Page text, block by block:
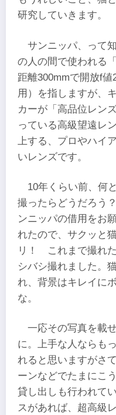
研究していきます。
サンニッパ、って
の人の間で使われる
距離300mmで開放f値
用）を指しますが、
カーが「高品位レン
っている高級望遠レ
上する、プロやハイ
いレンズです。
10年くらい前、何
撮ったらどうだろう
ンニッパの借用をお
れたので、サクッと
リ！ これまで撮れ
シバシ撮れました。
れ、背景はキレイに
な。
一応その写真を載
に。上手な人ならも
れると思いますがさ
ーンなどでたまにこ
貸し出しも行われて
スがあれば、超高級